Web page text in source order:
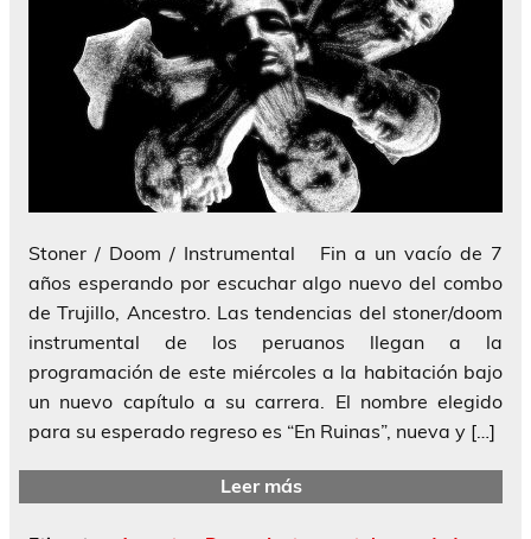
Stoner / Doom / Instrumental Fin a un vacío de 7
años esperando por escuchar algo nuevo del combo
de Trujillo, Ancestro. Las tendencias del stoner/doom
instrumental de los peruanos llegan a la
programación de este miércoles a la habitación bajo
un nuevo capítulo a su carrera. El nombre elegido
para su esperado regreso es “En Ruinas”, nueva y […]
Leer más